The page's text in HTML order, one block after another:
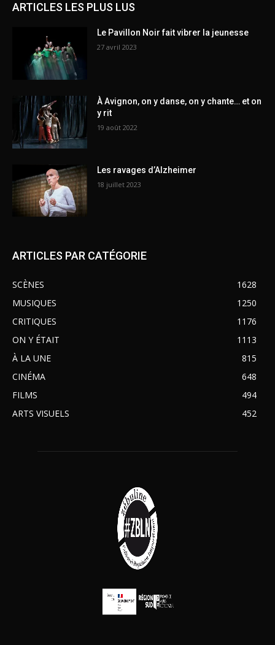
ARTICLES LES PLUS LUS
Le Pavillon Noir fait vibrer la jeunesse
27 avril 2023
À Avignon, on y danse, on y chante… et on
y rit
19 août 2022
Les ravages d’Alzheimer
18 juillet 2023
ARTICLES PAR CATÉGORIE
SCÈNES
1628
MUSIQUES
1250
CRITIQUES
1176
ON Y ÉTAIT
1113
À LA UNE
815
CINÉMA
648
FILMS
494
ARTS VISUELS
452